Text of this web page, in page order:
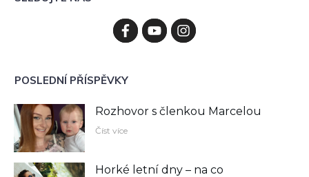
POSLEDNÍ PŘÍSPĚVKY
Rozhovor s členkou Marcelou
Číst více
Horké letní dny – na co